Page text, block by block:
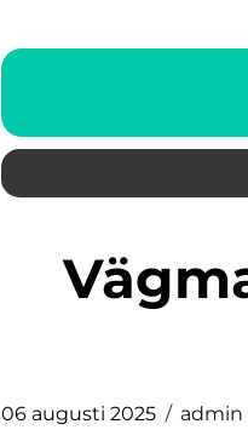
Vägmarkeringar och deras
06 augusti 2025 admin